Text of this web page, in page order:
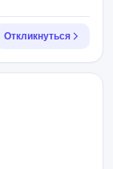
Откликнуться